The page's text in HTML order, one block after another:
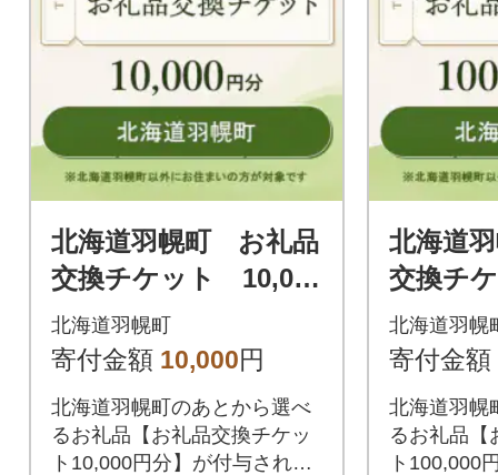
北海道羽幌町 お礼品
交換チケット 10,000
円分
北海道羽幌町
寄付金額 10,000円
北海道羽幌町のあとから選べ
るお礼品【お礼品交換チケッ
ト10,000円分】が付与されま
北海道
交換チ
0円分
北海道羽幌
寄付金額
北海道羽幌
るお礼品【
ト100,000